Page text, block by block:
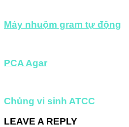
Máy nhuộm gram tự động
PCA Agar
Chủng vi sinh ATCC
LEAVE A REPLY